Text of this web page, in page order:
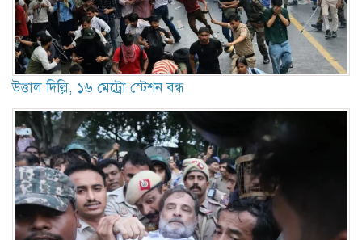
উত্তাল দিল্লি, ১৬ মেট্রো স্টেশন বন্ধ